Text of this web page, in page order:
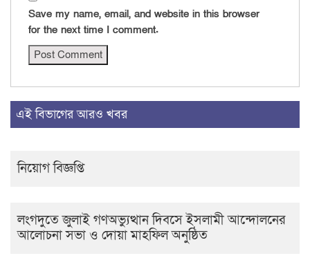
Save my name, email, and website in this browser
for the next time I comment.
এই বিভাগের আরও খবর
নিয়োগ বিজ্ঞপ্তি
লংগদুতে জুলাই গণঅভ্যুত্থান দিবসে ইসলামী আন্দোলনের
আলোচনা সভা ও দোয়া মাহফিল অনুষ্ঠিত